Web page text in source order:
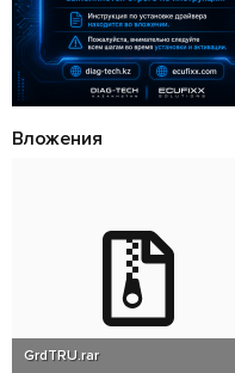
Вложения
GrdTRU.rar